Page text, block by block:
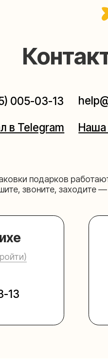
заходите — всегда